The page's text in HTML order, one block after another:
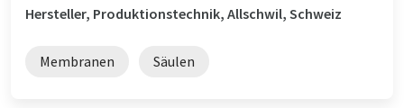
Hersteller, Produktionstechnik, Allschwil, Schweiz
Membranen Säulen